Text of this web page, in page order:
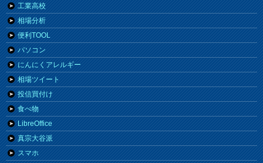
工業高校
相場分析
便利TOOL
パソコン
にんにくアレルギー
相場ツイート
投信買付け
食べ物
LibreOffice
真宗大谷派
スマホ